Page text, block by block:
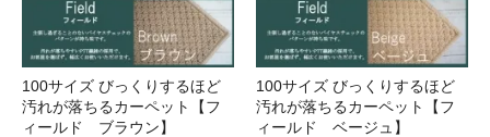
100サイズ びっくりするほど
汚れが落ちるカーペット【フ
ィールド ブラウン】
100サイズ びっくりするほど
汚れが落ちるカーペット【フ
ィールド ベージュ】